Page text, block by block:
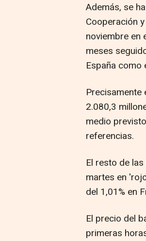
Además, se
Cooperación
noviembre en
meses
España como
Precisamente
2.080,3
medio
referencias.
El resto de
martes en
del 1,01% en
El precio del
primeras